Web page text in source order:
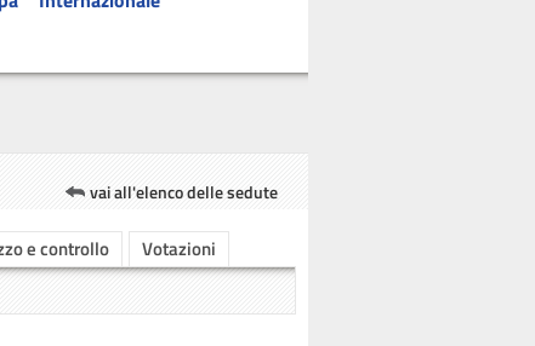
vai all'elenco delle sedute
e controllo Votazioni